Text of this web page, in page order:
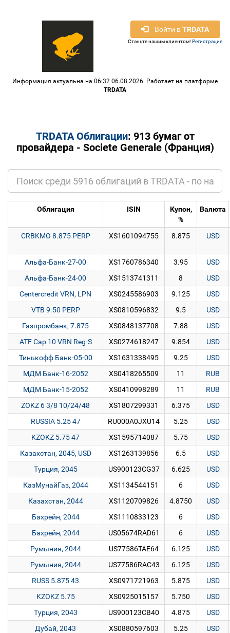
Войти вTRDATA
Станьте нашим клиентом! Регистрация
Информация актуальна на 06:32 06.08.2026. Работает на платформе
TRDATA
TRDATA Облигации: 913 бумаг от
провайдера - Societe Generale (Франция)
Облигация ISIN
Купон,
%
Валюта
CRBKMO 8.875 PERP XS1601094755 8.875 USD
Альфа-Банк-27-00 XS1760786340 3.95
USD
Альфа-Банк-24-00
XS1513741311 8
USD
Centercredit VRN, LPN
XS0245586903 9.125
USD
VTB 9.50 PERP
XS0810596832 9.5
USD
Газпромбанк, 7.875
XS0848137708 7.88
USD
ATF Cap 10 VRN Reg-S
XS0274618247 9.854
USD
Тинькофф Банк-05-00
XS1631338495 9.25
USD
МДМ Банк-16-2052
XS0418265509 11
RUB
МДМ Банк-15-2052
XS0410998289 11
RUB
ZOKZ 6 3/8 10/24/48
XS1807299331 6.375
USD
RUSSIA 5.25 47
RU000A0JXU14 5.25
USD
KZOKZ 5.75 47
XS1595714087 5.75
USD
Казахстан, 2045, USD
XS1263139856 6.5
USD
Турция, 2045
US900123CG37 6.625
USD
КазМунайГаз, 2044
XS1134544151 6
USD
Казахстан, 2044
XS1120709826 4.8750
USD
Бахрейн, 2044
XS1110833123 6
USD
Бахрейн, 2044
US05674RAD61 6
USD
Румыния, 2044
US77586TAE64 6.125
USD
Румыния, 2044
US77586RAC43 6.125
USD
RUSS 5.875 43
XS0971721963 5.875
USD
KZOKZ 5.75
XS0925015157 5.750
USD
Турция, 2043
US900123CB40 4.875
USD
Дубай, 2043
XS0880597603 5.25
USD